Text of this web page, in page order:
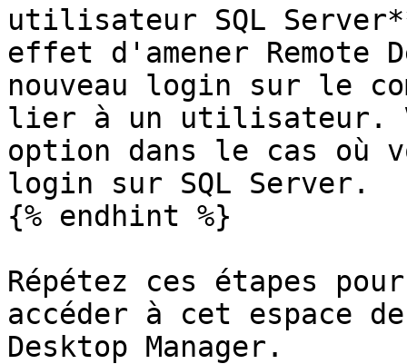
utilisateur SQL
effet d'amener Remote
nouveau login sur le
lier à un utilisateur.
option dans le cas où
login sur SQL Server.
{% endhint %}
Répétez ces étapes
accéder à cet espace
Desktop Manager.